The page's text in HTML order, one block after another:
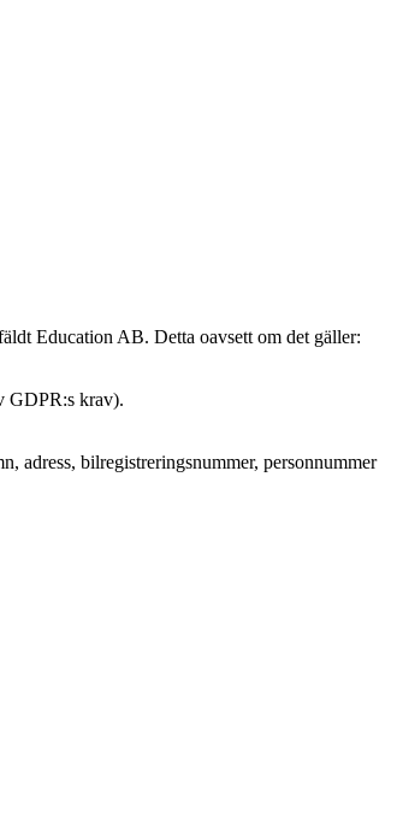
Education AB. Detta oavsett om det gäller:
GDPR:s krav).
adress, bilregistreringsnummer, personnummer